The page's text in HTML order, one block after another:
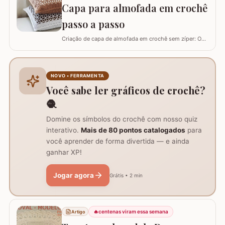
fios Barroco maxcolor, Barroco…
Capa para almofada em crochê
passo a passo
Criação de capa de almofada em crochê sem zíper: O
prática para lavar e versátil, usando crochê com fio de
Materiais necessários para o projeto: São
imprescindíveis fio de algodão nº6, agulha de…
NOVO • FERRAMENTA
Você sabe ler gráficos de crochê?
🧶
Domine os símbolos do crochê com nosso quiz
interativo. Mais de 80 pontos catalogados para
você aprender de forma divertida — e ainda
ganhar XP!
Jogar agora Grátis • 2 min
Artigo 🔥centenas viram essa semana